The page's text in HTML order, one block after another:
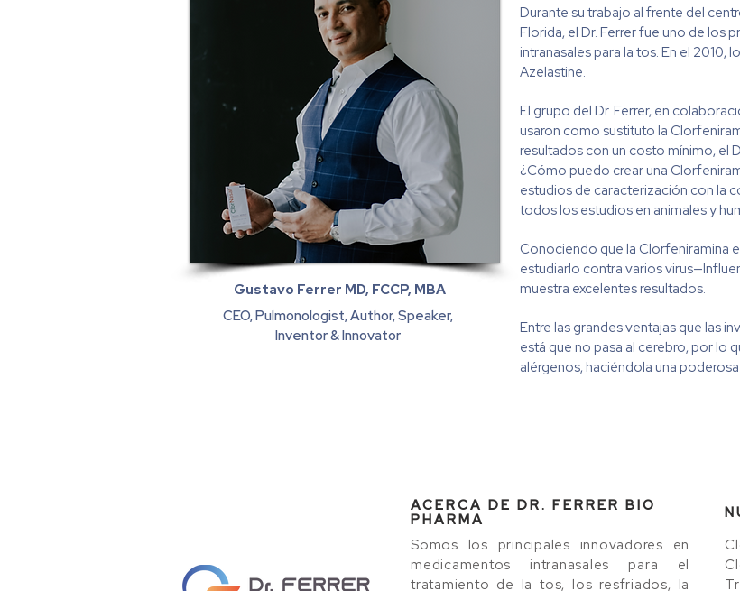
Gustavo Ferrer MD, FCCP, MBA
CEO, Pulmonologist, Author, Speaker,
Inventor & Innovator
Durante su trabajo al frente del
Florida, el Dr. Ferrer fue uno de los
intranasales para la tos. En el 2010,
Azelastine.
El grupo del Dr. Ferrer, en
usaron como sustituto la
resultados con un costo mínimo, el
¿Cómo puedo crear una
estudios de caracterización con la
todos los estudios en animales y
Conociendo que la Clorfeniramina
estudiarlo contra varios
muestra excelentes resultados.
Entre las grandes ventajas que las
está que no pasa al cerebro, por lo
alérgenos, haciéndola una
ACERCA DE DR. FERRER BIO
PHARMA
Somos los principales innovadores en
medicamentos intranasales para el
tratamiento de la tos, los resfriados, la